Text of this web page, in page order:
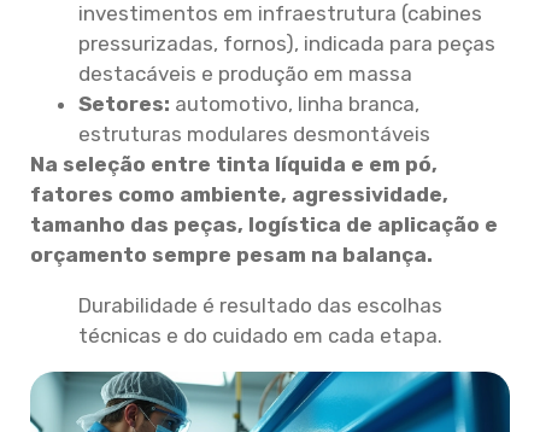
investimentos em infraestrutura (cabines
pressurizadas, fornos), indicada para peças
destacáveis e produção em massa
Setores: automotivo, linha branca,
estruturas modulares desmontáveis
Na seleção entre tinta líquida e em pó,
fatores como ambiente, agressividade,
tamanho das peças, logística de aplicação e
orçamento sempre pesam na balança.
Durabilidade é resultado das escolhas
técnicas e do cuidado em cada etapa.